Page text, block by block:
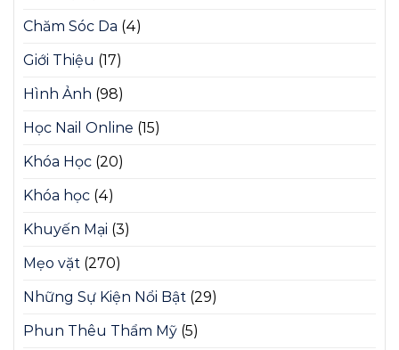
Chăm Sóc Da (4)
Giới Thiệu (17)
Hình Ảnh (98)
Học Nail Online (15)
Khóa Học (20)
Khóa học (4)
Khuyến Mại (3)
Mẹo vặt (270)
Những Sự Kiện Nổi Bật (29)
Phun Thêu Thẩm Mỹ (5)